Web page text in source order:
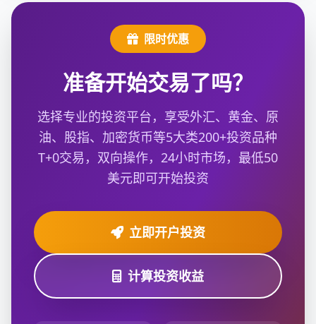
限时优惠
准备开始交易了吗？
选择专业的投资平台，享受外汇、黄金、原
油、股指、加密货币等5大类200+投资品种
T+0交易，双向操作，24小时市场，最低50
美元即可开始投资
立即开户投资
计算投资收益